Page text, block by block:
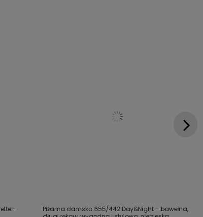
Piżama damska 655/442 Day&Night – bawełna,